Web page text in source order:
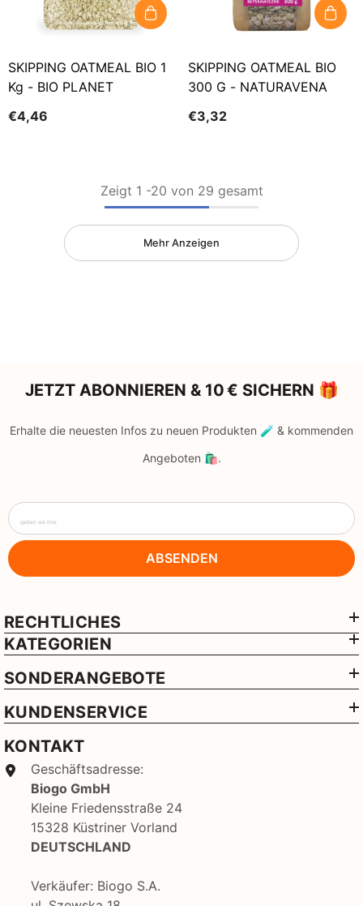
SKIPPING OATMEAL BIO 1
Kg - BIO PLANET
€4,46
SKIPPING OATMEAL BIO
300 G - NATURAVENA
€3,32
Zeigt 1 -20 von 29 gesamt
Mehr Anzeigen
JETZT ABONNIEREN & 10 € SICHERN 🎁
Erhalte die neuesten Infos zu neuen Produkten 🧪 & kommenden
Angeboten 🛍️.
geben sie ihre
ABSENDEN
RECHTLICHES
KATEGORIEN
SONDERANGEBOTE
KUNDENSERVICE
KONTAKT
Geschäftsadresse:
Biogo GmbH
Kleine Friedensstraße 24
15328 Küstriner Vorland
DEUTSCHLAND
Verkäufer: Biogo S.A.